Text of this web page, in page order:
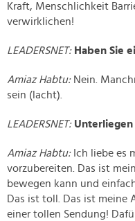
Kraft, Menschlichkeit
verwirklichen!
LEADERSNET: Haben Sie
Amiaz Habtu:Nein.
sein (lacht).
LEADERSNET: Unterliegen
Amiaz Habtu:Ich liebe es
vorzubereiten. Das ist
bewegen kann und
Das ist toll. Das ist meine
einer tollen Sendung!